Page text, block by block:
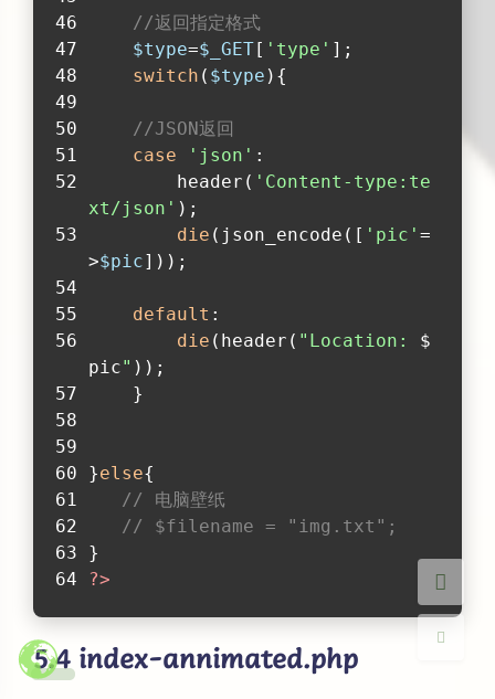
夜间模式
//返回指定格式
$type=$_GET [ 'type' ];
switch ( $type ){
//JSON返回
case
'json' :
        header(
'Content-type:te
xt/json' );
die (json_encode([ 'pic' =
>$pic]));
default :
die (header( "Location: $
pic" ));
    }
}else{
// 电脑壁纸
// $filename = "img.txt";
}
?>
index-annimated.php